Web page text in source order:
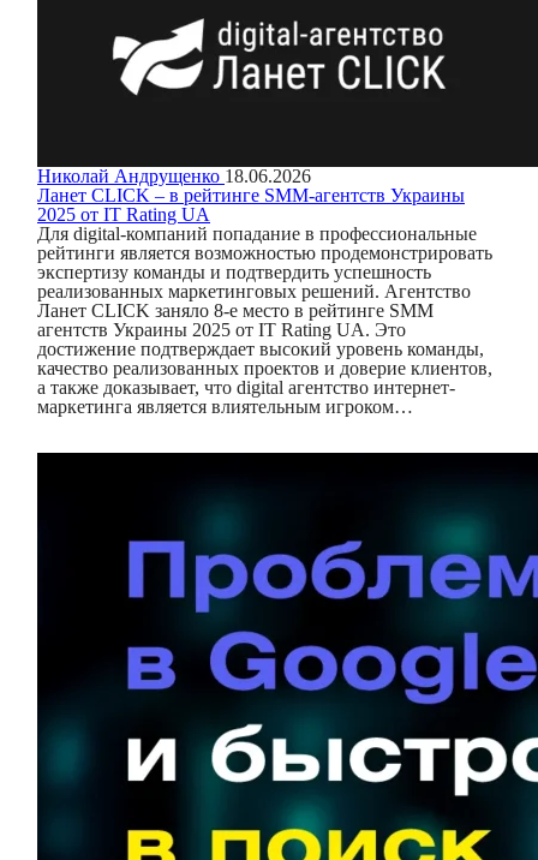
Николай Андрущенко 18.06.2026
Ланет CLICK – в рейтинге SMM-агентств Украины
2025 от IT Rating UA
Для digital-компаний попадание в профессиональные
рейтинги является возможностью продемонстрировать
экспертизу команды и подтвердить успешность
реализованных маркетинговых решений. Агентство
Ланет CLICK заняло 8-е место в рейтинге SMM
агентств Украины 2025 от IT Rating UA. Это
достижение подтверждает высокий уровень команды,
качество реализованных проектов и доверие клиентов,
а также доказывает, что digital агентство интернет-
маркетинга является влиятельным игроком…